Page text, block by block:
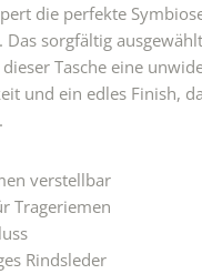
die perfekte
Das sorgfältig
Tasche eine
und ein edles Finish,
verstellbar
Trageriemen
Rindsleder